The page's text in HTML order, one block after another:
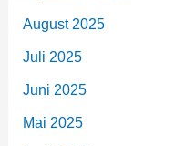
August 2025
Juli 2025
Juni 2025
Mai 2025